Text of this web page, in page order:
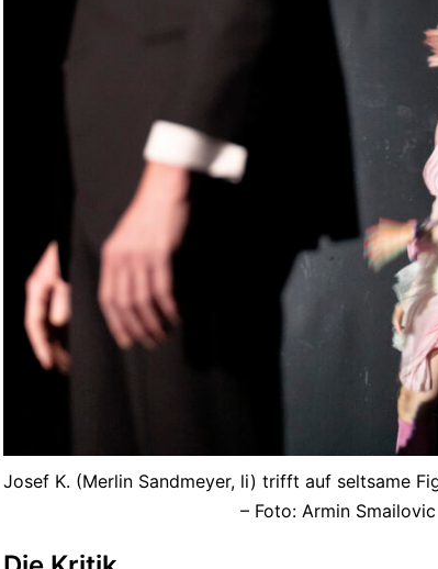
Josef K. (Merlin Sandmeyer, li) trifft auf seltsame
– Foto: Armin Smailovic